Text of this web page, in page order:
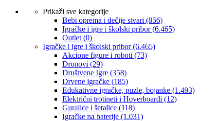
Prikaži sve kategorije
Bebi oprema i dečije stvari (856)
Igračke i igre i školski pribor(6.465)
Outlet (0)
Igračke i igre i školski pribor(6.465)
Akcione figure i roboti (73)
Dronovi (29)
Društvene Igre (358)
Drvene igračke (185)
Edukativne igračke, puzle, bojanke (1.493)
Električni trotineti i Hoverboardi (12)
Guralice i šetalice (118)
Igračke na baterije (1.031)